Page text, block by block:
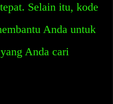
Selain itu, kode
Anda untuk
Anda cari